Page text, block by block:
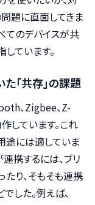
題に直面してきま
てのデバイスが共
ています。
「共存」の課題
、Zigbee、Z-
しています。これ
途には適していま
携するには、ブリ
り、そもそも連携
した。例えば、